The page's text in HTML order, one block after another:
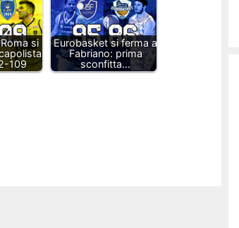
si
109
Eurobasket si ferma a
Fabriano: prima
sconfitta…